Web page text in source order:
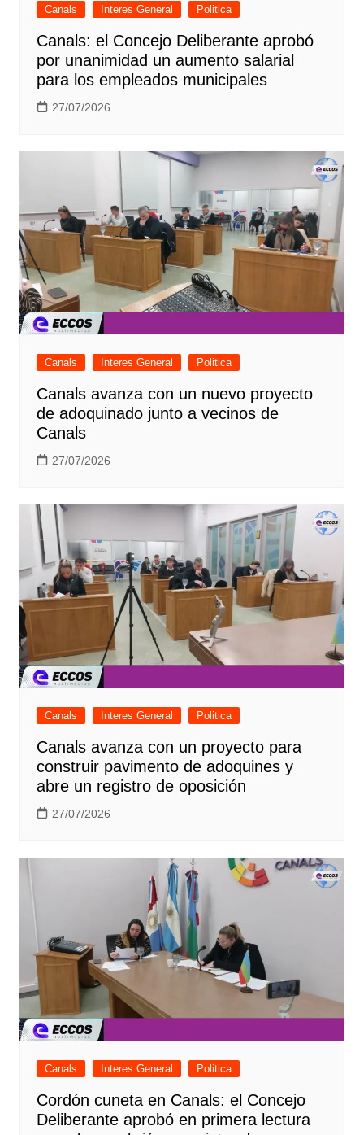
Canals Interes General Politica
Canals: el Concejo Deliberante aprobó
por unanimidad un aumento salarial
para los empleados municipales
27/07/2026
Canals Interes General Politica
Canals avanza con un nuevo proyecto
de adoquinado junto a vecinos de
Canals
27/07/2026
Canals Interes General Politica
Canals avanza con un proyecto para
construir pavimento de adoquines y
abre un registro de oposición
27/07/2026
Canals Interes General Politica
Cordón cuneta en Canals: el Concejo
Deliberante aprobó en primera lectura